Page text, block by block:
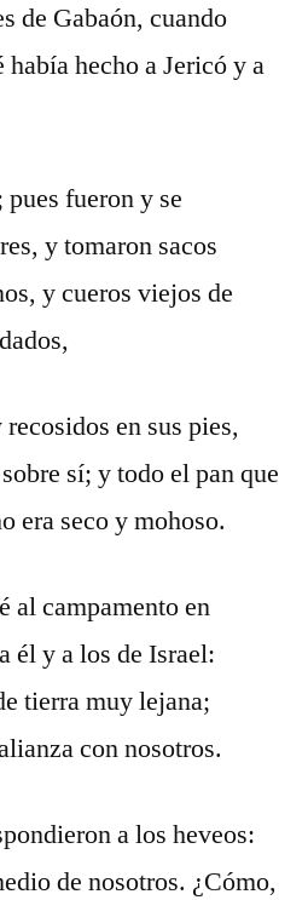
de Gabaón, cuando
hecho a Jericó y a
fueron y se
y tomaron sacos
y cueros viejos de
en sus pies,
sí; y todo el pan que
era seco y mohoso.
al campamento en
él y a los de Israel:
tierra muy lejana;
con nosotros.
a los heveos:
de nosotros. ¿Cómo,